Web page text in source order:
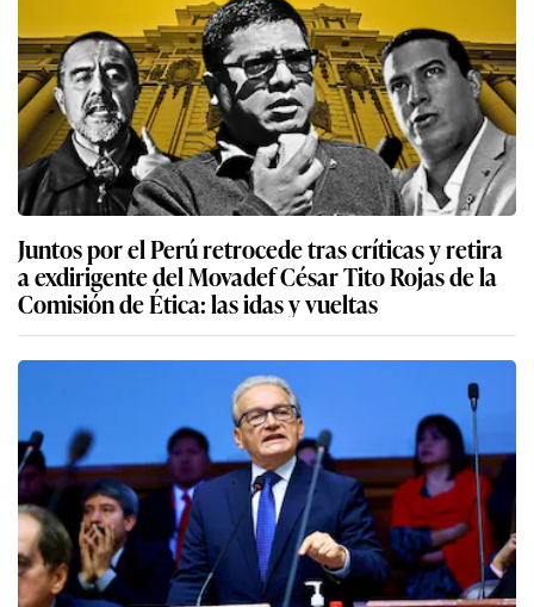
Juntos por el Perú retrocede tras críticas y retira
a exdirigente del Movadef César Tito Rojas de la
Comisión de Ética: las idas y vueltas